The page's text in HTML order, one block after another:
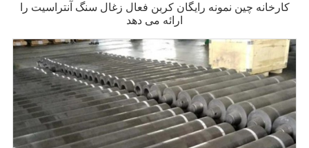
کارخانه چین نمونه رایگان کربن فعال زغال سنگ آنتراسیت را
ارائه می دهد